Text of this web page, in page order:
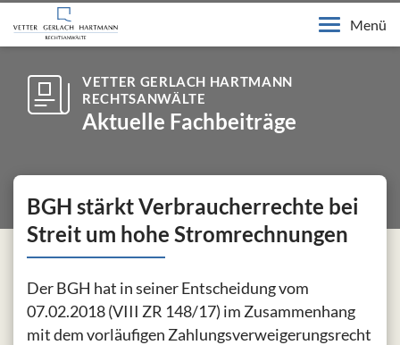
Menü
VETTER GERLACH HARTMANN
RECHTSANWÄLTE
Aktuelle Fachbeiträge
BGH stärkt Verbraucherrechte bei
Streit um hohe Stromrechnungen
Der BGH hat in seiner Entscheidung vom
07.02.2018 (VIII ZR 148/17) im Zusammenhang
mit dem vorläufigen Zahlungsverweigerungsrecht